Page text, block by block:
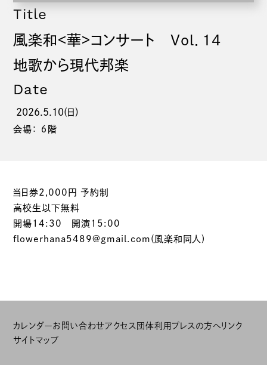
Title
風楽和<華>コンサート Vol．14
地歌から現代邦楽
Date
2026.5.10(日)
会場： ６階
当日券2,000円 予約制
高校生以下無料
開場14:30 開演15:00
flowerhana5489@gmail.com(風楽和同人)
カレンダーお問い合わせアクセス 団体利用 プレスの方へリンク
サイトマップ